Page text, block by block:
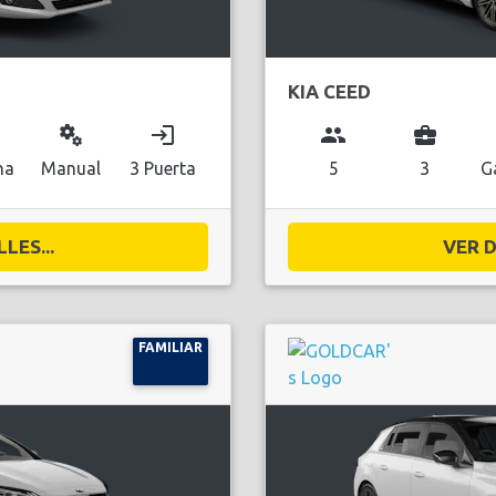
miscellaneous_services
Manual
login
3 Puerta
KIA CEED
group
5
business_center
3
VER
FAMILIAR